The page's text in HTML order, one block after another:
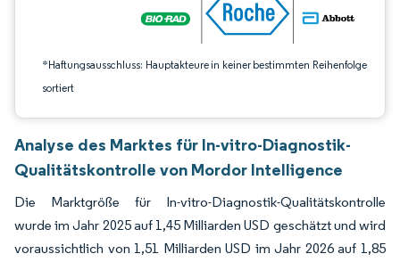
*Haftungsausschluss: Hauptakteure in keiner bestimmten Reihenfolge
sortiert
Analyse des Marktes für In-vitro-Diagnostik-
Qualitätskontrolle von Mordor Intelligence
Die Marktgröße für In-vitro-Diagnostik-Qualitätskontrolle
wurde im Jahr 2025 auf 1,45 Milliarden USD geschätzt und wird
voraussichtlich von 1,51 Milliarden USD im Jahr 2026 auf 1,85